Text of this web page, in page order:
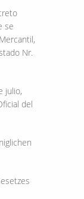
se
Nr.
julio,
del